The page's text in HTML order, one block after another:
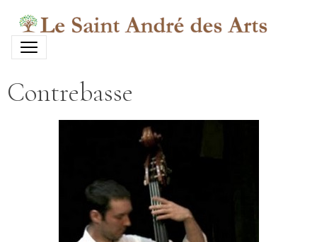
Contrebasse